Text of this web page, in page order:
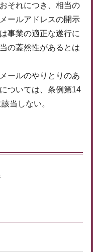
それにつき、相当の
ールアドレスの開示
事業の適正な遂行に
の蓋然性があるとは
ールのやりとりのあ
ついては、条例第14
当しない。